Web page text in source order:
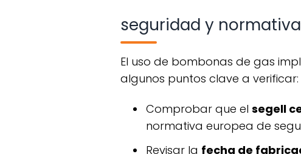
seguridad y
el uso de bombonas de gas implica riesgos si no se siguen ciertas normas de seguridad. estos son
algunos puntos clave a verificar:
comprobar que el segell
normativa europea de
revisar la fecha de